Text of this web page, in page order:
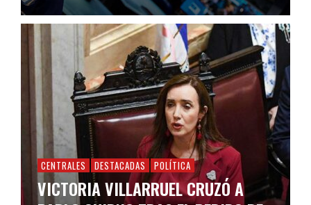
CENTRALES DESTACADAS POLÍTICA
VICTORIA VILLARRUEL CRUZÓ A